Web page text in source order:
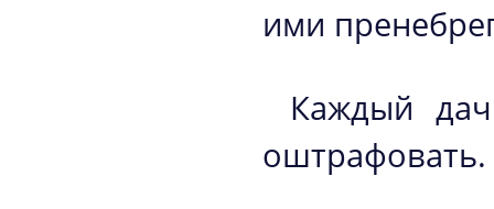
ими
Каждый
оштрафовать.